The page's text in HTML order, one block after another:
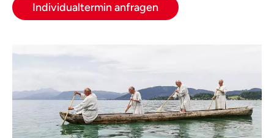
Individualtermin anfragen